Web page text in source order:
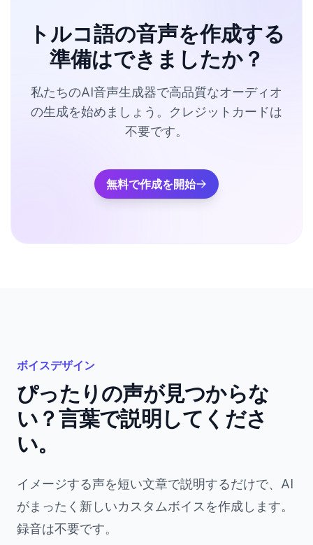
トルコ語の音声を作成する
準備はできましたか？
私たちのAI音声生成器で高品質なオーディオ
の生成を始めましょう。クレジットカードは
不要です。
無料で作成を開始
ボイスデザイン
ぴったりの声が見つからな
い？言葉で説明してくださ
い。
イメージする声を短い文章で説明するだけで、AI
がまったく新しいカスタムボイスを作成します。
録音は不要です。